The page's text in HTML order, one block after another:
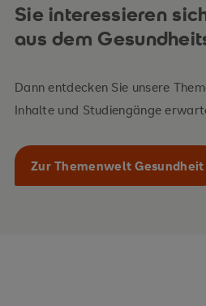
Sie interessieren
aus dem
Dann entdecken Sie unsere
Inhalte und Studiengänge
Zur Themenwelt Gesundheit